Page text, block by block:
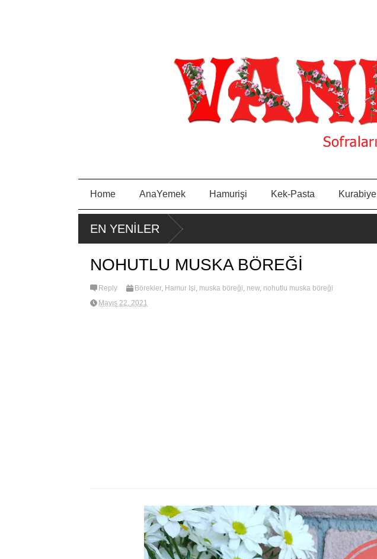
Home AnaYemek Hamurişi Kek-Pasta Kurabiye
EN YENİLER
NOHUTLU MUSKA BÖREĞİ
Reply Börekler, Hamur İşi, muska böreği, new, nohutlu muska böreği
Mayıs 22, 2021